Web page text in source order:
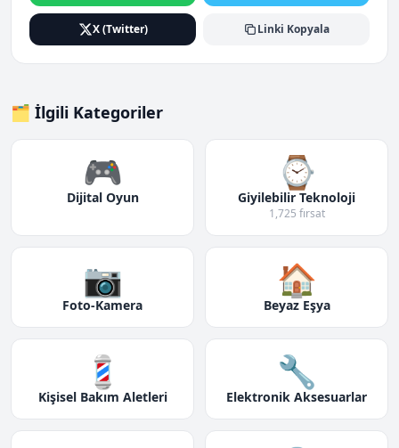
X (Twitter) Linki Kopyala
🗂️ İlgili Kategoriler
🎮
Dijital Oyun
⌚
Giyilebilir Teknoloji
1,725 fırsat
📷
Foto-Kamera
🏠
Beyaz Eşya
💈
Kişisel Bakım Aletleri
🔧
Elektronik Aksesuarlar